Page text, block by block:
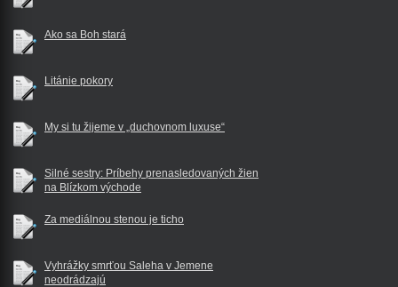
Ako sa Boh stará
Litánie pokory
My si tu žijeme v „duchovnom luxuse“
Silné sestry: Príbehy prenasledovaných žien
na Blízkom východe
Za mediálnou stenou je ticho
Vyhrážky smrťou Saleha v Jemene
neodrádzajú